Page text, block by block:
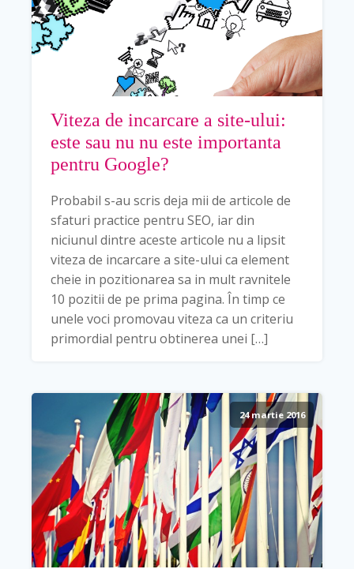
Viteza de incarcare a site-ului:
este sau nu nu este importanta
pentru Google?
Probabil s-au scris deja mii de articole de
sfaturi practice pentru SEO, iar din
niciunul dintre aceste articole nu a lipsit
viteza de incarcare a site-ului ca element
cheie in pozitionarea sa in mult ravnitele
10 pozitii de pe prima pagina. În timp ce
unele voci promovau viteza ca un criteriu
primordial pentru obtinerea unei […]
24 martie 2016